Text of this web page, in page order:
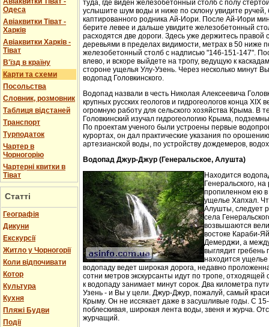
Одеса
Авіаквитки Тіват -
Харків
Авіаквитки Харків -
Тіват
В'їзд в країну
Карти та схеми
Посольства
Словник, розмовник
Таблиця відстаней
Транспорт
Турподаток
Чартер в
Чорногорію
Чартерні квитки в
Тіват
Статті
Географія
Дикуни
Екскурсії
Житло у Чорногорії
Коли відпочивати
Котор
Культура
Кухня
Пляжі Будви
Події
туда, где виден железобетонный столб с полу
услышите шум воды и ниже по склону увидите
каптированного родника Ай-Иори. После Ай-Иори
берите левее и дальше увидите железобетонный
расходятся две дороги. Здесь уже держитесь правой
деревьями в пределах видимости, метрах в 50 ниже
железобетонный столб с надписью "146-151-147".
влево, и вскоре выйдете на тропу, ведущую к
стороне ущелья Улу-Узень. Через несколько минут
водопад Головкинского.
Водопад назвали в честь Николая Алексеевича
крупных русских геологов и гидрогеологов конца XIX
огромную работу для сельского хозяйства Крыма. В
Головкинский изучал гидрогеологию Крыма,
По проектам ученого были устроены первые
курортах, он дал практические указания по
артезианской воды, по устройству дождемеров,
Водопад Джур-Джур (Генеральское, Алушта)
Находится
Генеральского,
пропиленном ею в
ущелье Хапхал.
Алушты, следует
села
возвышаются
востоке Караби-
Демерджи, а
выглядит гребень
находится
водопаду ведет широкая дорога, недавно
сотни метров экскурсанты идут по тропе, отходящей
к водопаду занимает минут сорок. Два километра
Узень - и Вы у цели. Джур-Джур, пожалуй, самый
Крыму. Он не иссякает даже в засушливые годы. С
поблескивая, широкая лента воды, звеня и журча.
журчащий.